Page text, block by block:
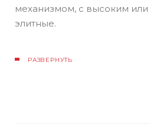
механизмом, с высоким
элитные.
РАЗВЕРНУТЬ